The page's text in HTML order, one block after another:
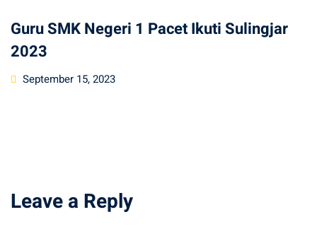
Guru SMK Negeri 1 Pacet Ikuti Sulingjar
2023
Posted
September 15, 2023
Leave a Reply